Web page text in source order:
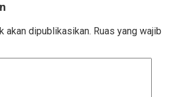
akan dipublikasikan. Ruas yang wajib